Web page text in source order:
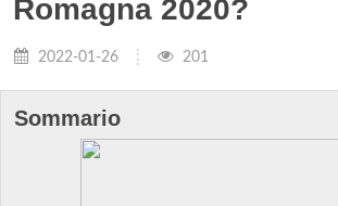
Romagna 2020?
2022-01-26 201
Sommario